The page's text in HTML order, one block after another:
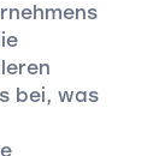
bei, was